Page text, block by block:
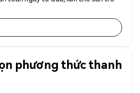
phương thức thanh